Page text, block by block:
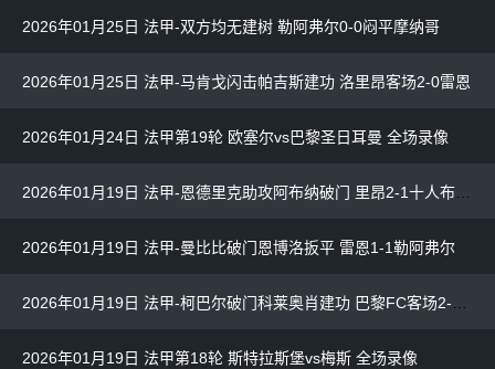
2026年01月25日 法甲-双方均无建树 勒阿弗尔0-0闷平摩纳哥
2026年01月25日 法甲-马肯戈闪击帕吉斯建功 洛里昂客场2-0雷恩
2026年01月24日 法甲第19轮 欧塞尔vs巴黎圣日耳曼 全场录像
2026年01月19日 法甲-曼比比破门恩博洛扳平 雷恩1-1勒阿弗尔
2026年01月19日 法甲第18轮 斯特拉斯堡vs梅斯 全场录像